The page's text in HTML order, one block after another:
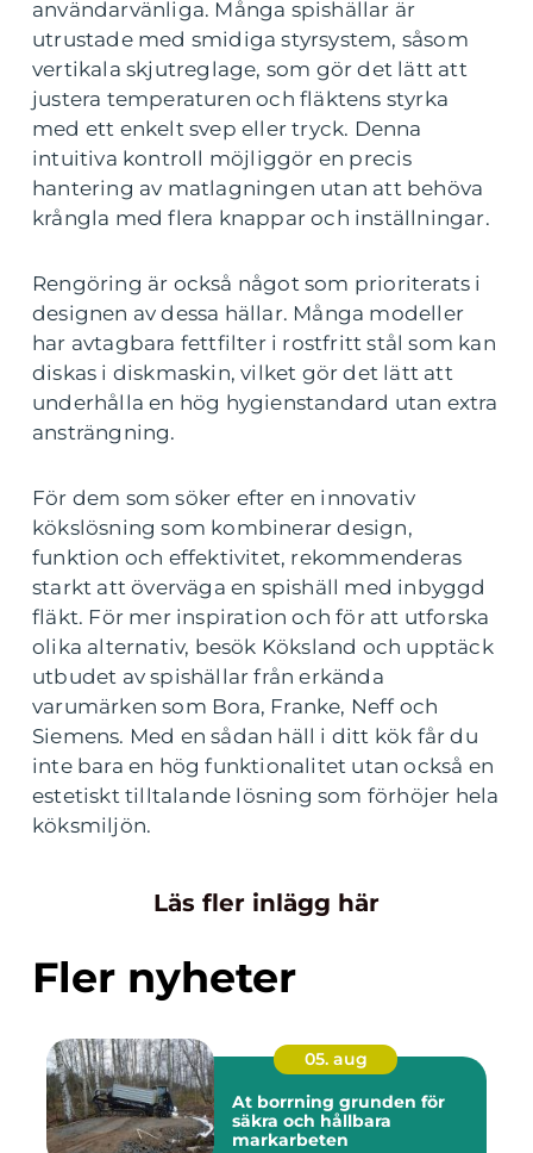
användarvänliga. Många spishällar är
utrustade med smidiga styrsystem, såsom
vertikala skjutreglage, som gör det lätt att
justera temperaturen och fläktens styrka
med ett enkelt svep eller tryck. Denna
intuitiva kontroll möjliggör en precis
hantering av matlagningen utan att behöva
krångla med flera knappar och inställningar.
Rengöring är också något som prioriterats i
designen av dessa hällar. Många modeller
har avtagbara fettfilter i rostfritt stål som kan
diskas i diskmaskin, vilket gör det lätt att
underhålla en hög hygienstandard utan extra
ansträngning.
För dem som söker efter en innovativ
kökslösning som kombinerar design,
funktion och effektivitet, rekommenderas
starkt att överväga en spishäll med inbyggd
fläkt. För mer inspiration och för att utforska
olika alternativ, besök Köksland och upptäck
utbudet av spishällar från erkända
varumärken som Bora, Franke, Neff och
Siemens. Med en sådan häll i ditt kök får du
inte bara en hög funktionalitet utan också en
estetiskt tilltalande lösning som förhöjer hela
köksmiljön.
Läs fler inlägg här
Fler nyheter
05. aug
At borrning grunden för
säkra och hållbara
markarbeten